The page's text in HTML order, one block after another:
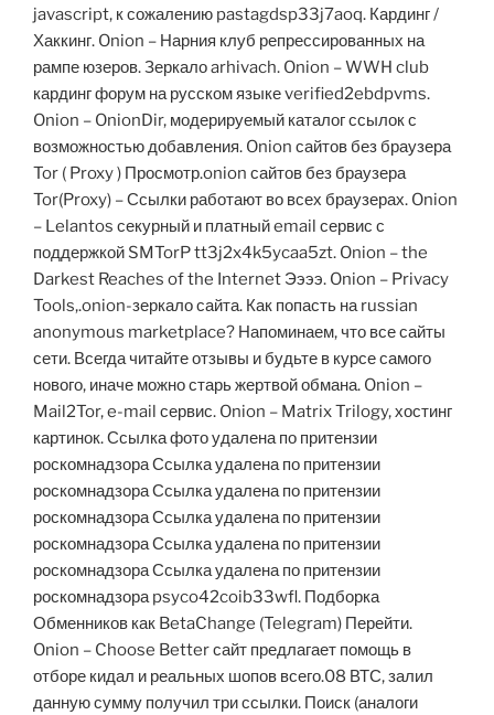
javascript, к сожалению pastagdsp33j7aoq. Кардинг /
Хаккинг. Onion – Нарния клуб репрессированных на
рампе юзеров. Зеркало arhivach. Onion – WWH club
кардинг форум на русском языке verified2ebdpvms.
Onion – OnionDir, модерируемый каталог ссылок с
возможностью добавления. Onion сайтов без браузера
Tor ( Proxy ) Просмотр.onion сайтов без браузера
Tor(Proxy) – Ссылки работают во всех браузерах. Onion
– Lelantos секурный и платный email сервис с
поддержкой SMTorP tt3j2x4k5ycaa5zt. Onion – the
Darkest Reaches of the Internet Ээээ. Onion – Privacy
Tools,.onion-зеркало сайта. Как попасть на russian
anonymous marketplace? Напоминаем, что все сайты
сети. Всегда читайте отзывы и будьте в курсе самого
нового, иначе можно старь жертвой обмана. Onion –
Mail2Tor, e-mail сервис. Onion – Matrix Trilogy, хостинг
картинок. Ссылка фото удалена по притензии
роскомнадзора Ссылка удалена по притензии
роскомнадзора Ссылка удалена по притензии
роскомнадзора Ссылка удалена по притензии
роскомнадзора Ссылка удалена по притензии
роскомнадзора Ссылка удалена по притензии
роскомнадзора psyco42coib33wfl. Подборка
Обменников как BetaChange (Telegram) Перейти.
Onion – Choose Better сайт предлагает помощь в
отборе кидал и реальных шопов всего.08 ВТС, залил
данную сумму получил три ссылки. Поиск (аналоги